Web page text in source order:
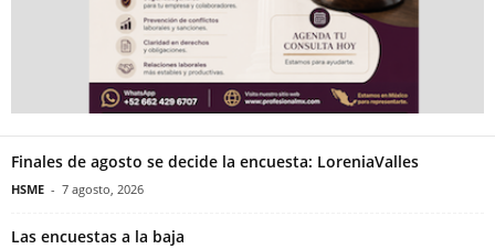
Finales de agosto se decide la encuesta: LoreniaValles
HSME - 7 agosto, 2026
Las encuestas a la baja